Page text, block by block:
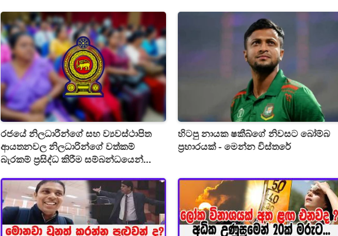
රජයේ නිලධාරීන්ගේ සහ ව්‍යවස්ථාපිත
ආයතනවල නිලධාරින්ගේ වත්කම්
බැරකම් ප්‍රසිද්ධ කිරීම සම්බන්ධයෙන්
හිටපු නායක ෂකීබ්ගේ නිවසට බෝම්බ
ප්‍රහාරයක් - මෙන්න විස්තරේ